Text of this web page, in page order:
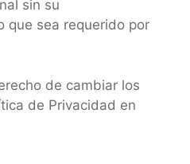
sin su
que sea requerido por
de cambiar los
de Privacidad en